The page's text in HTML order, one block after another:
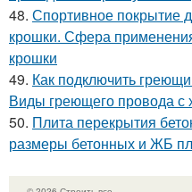
48. Спортивное покрытие
крошки. Сфера
крошки
49. Как подключить
Виды греющего провода с
50. Плита перекрытия
размеры бетонных и ЖБ